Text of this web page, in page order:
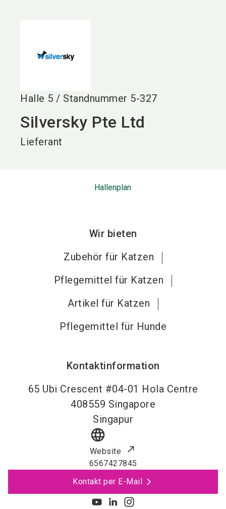
Halle 5 / Standnummer 5-327
Silversky Pte Ltd
Lieferant
Hallenplan
Wir bieten
Zubehör für Katzen
Pflegemittel für Katzen
Artikel für Katzen
Pflegemittel für Hunde
Kontaktinformation
65 Ubi Crescent #04-01 Hola Centre
408559 Singapore
Singapur
language
Website
6567427845
Kontakt per E-Mail